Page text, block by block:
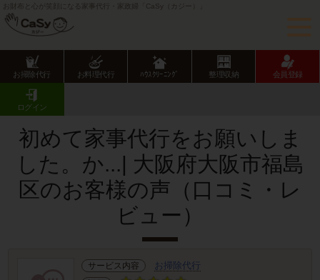
お財布と心が笑顔になる家事代行・家政婦「CaSy（カジー）」
お掃除代行 お料理代行 ﾊｳｽｸﾘｰﾆﾝｸﾞ 整理収納 会員登録
ログイン
CaSy TOP
お客様の声･口コミ詳細
初めて家事代行をお願いしま
した。か...| 大阪府大阪市福島
区のお客様の声（口コミ・レ
ビュー）
サービス内容 お掃除代行